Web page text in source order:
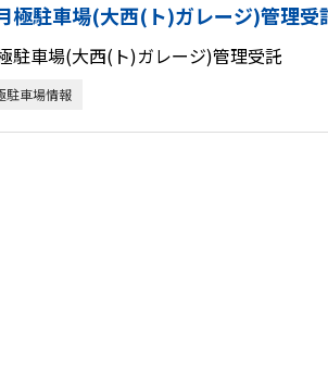
極駐車場(大西(ト)ガレージ)管理受
駐車場(大西(ト)ガレージ)管理受託
駐車場情報